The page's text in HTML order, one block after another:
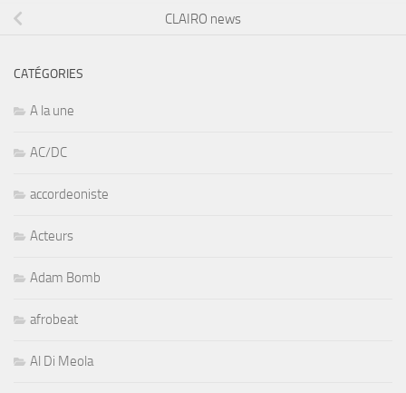
CLAIRO news
CATÉGORIES
A la une
AC/DC
accordeoniste
Acteurs
Adam Bomb
afrobeat
Al Di Meola